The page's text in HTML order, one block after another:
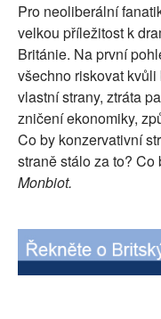
SOCIÁLNÍ SÍTĚ
RUBRIKY
PLNÁ VERZE STRÁNEK
Pro neoliberální
velkou příležitost k
Británie. Na první
všechno riskovat
vlastní strany, ztráta
zničení ekonomiky,
Co by konzervativní
straně stálo za to? Co
Monbiot.